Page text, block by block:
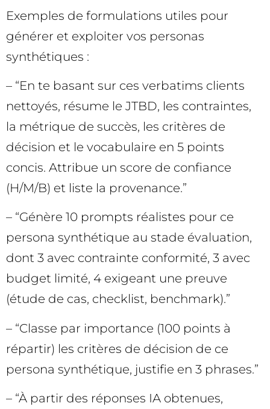
Exemples de formulations utiles pour
générer et exploiter vos personas
synthétiques :
– “En te basant sur ces verbatims clients
nettoyés, résume le JTBD, les contraintes,
la métrique de succès, les critères de
décision et le vocabulaire en 5 points
concis. Attribue un score de confiance
(H/M/B) et liste la provenance.”
– “Génère 10 prompts réalistes pour ce
persona synthétique au stade évaluation,
dont 3 avec contrainte conformité, 3 avec
budget limité, 4 exigeant une preuve
(étude de cas, checklist, benchmark).”
– “Classe par importance (100 points à
répartir) les critères de décision de ce
persona synthétique, justifie en 3 phrases.”
– “À partir des réponses IA obtenues,